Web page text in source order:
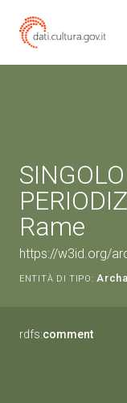
Rame
https://w3id.org/
ENTITÀ DI TIPO:
rdfs:comment